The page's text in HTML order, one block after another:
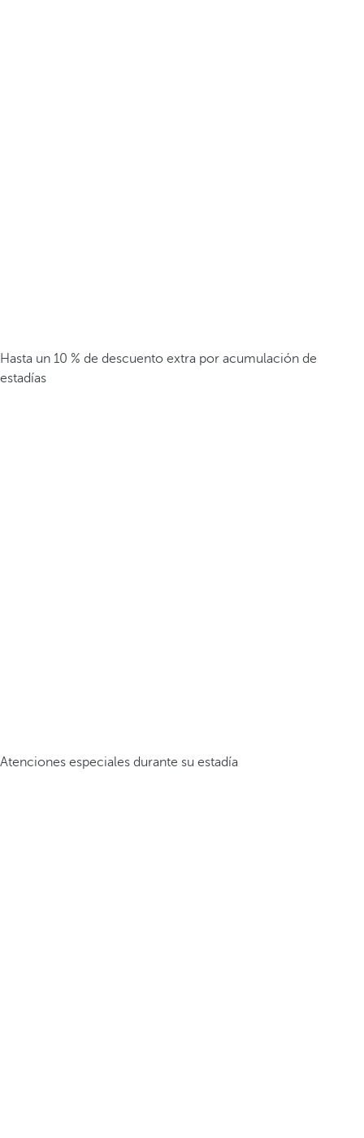
Hasta un 10 % de descuento extra por acumulación de
estadías
Atenciones especiales durante su estadía